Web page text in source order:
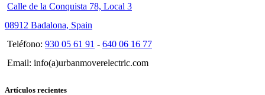
Calle de la Conquista 78, Local 3
08912 Badalona, Spain
Teléfono: 930 05 61 91 - 640 06 16 77
Email: info(a)urbanmoverelectric.com
Artículos recientes